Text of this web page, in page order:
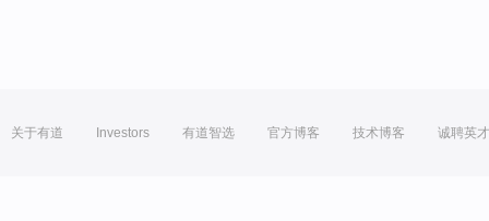
关于有道 Investors 有道智选 官方博客 技术博客 诚聘英才